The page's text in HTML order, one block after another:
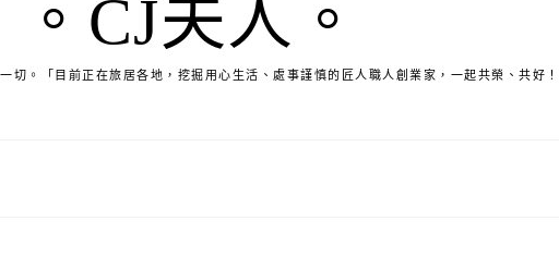
。CJ夫人。
切。「目前正在旅居各地，挖掘用心生活、處事謹慎的匠人職人創業家，一起共榮、共好！